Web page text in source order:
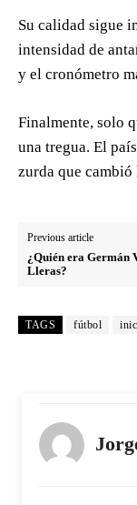
Su calidad sigue
intensidad de
y el cronómetro
Finalmente, solo
una tregua. El
zurda que
Previous article
¿Quién era Germán
Lleras?
TAGS fútbol